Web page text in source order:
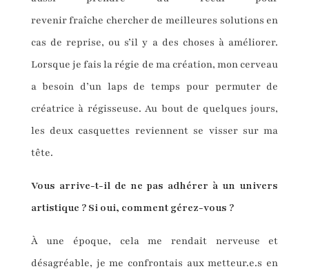
revenir fraîche chercher de meilleures solutions en
cas de reprise, ou s’il y a des choses à améliorer.
Lorsque je fais la régie de ma création, mon cerveau
a besoin d’un laps de temps pour permuter de
créatrice à régisseuse. Au bout de quelques jours,
les deux casquettes reviennent se visser sur ma
tête.
Vous arrive-t-il de ne pas adhérer à un univers
artistique ? Si oui, comment gérez-vous ?
À une époque, cela me rendait nerveuse et
désagréable, je me confrontais aux metteur.e.s en